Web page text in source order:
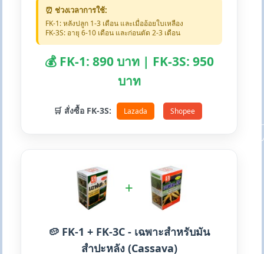
⏰ ช่วงเวลาการใช้:
FK-1: หลังปลูก 1-3 เดือน และเมื่ออ้อยใบเหลือง
FK-3S: อายุ 6-10 เดือน และก่อนตัด 2-3 เดือน
💰 FK-1: 890 บาท | FK-3S: 950
บาท
🛒 สั่งซื้อ FK-3S: Lazada Shopee
+
🥔 FK-1 + FK-3C - เฉพาะสำหรับมัน
สำปะหลัง (Cassava)